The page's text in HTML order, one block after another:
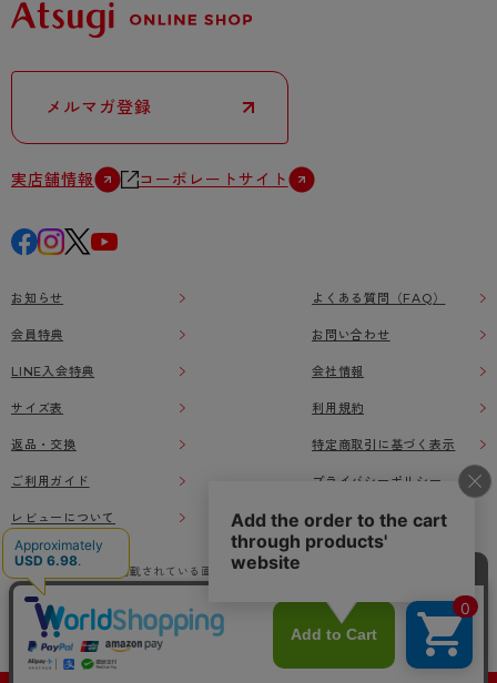
メルマガ登録
実店舗情報 コーポレートサイト
お知らせ
会員特典
LINE入会特典
サイズ表
返品・交換
ご利用ガイド
レビューについて
よくある質問（FAQ）
お問い合わせ
会社情報
利用規約
特定商取引に基づく表示
プライバシーポリシー
本ウェブサイト上に掲載されている画像、イラストなどの著作物の全部または一部をアツ